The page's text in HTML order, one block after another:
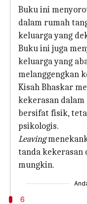
Buku ini
dalam rumah
keluarga yang
Buku ini juga
keluarga yang
melanggengkan
Kisah Bhaskar
kekerasan
bersifat fisik,
psikologis.
Leaving
tanda kekerasan
mungkin.
6